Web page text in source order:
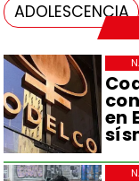
en
ADOLESCENCIA